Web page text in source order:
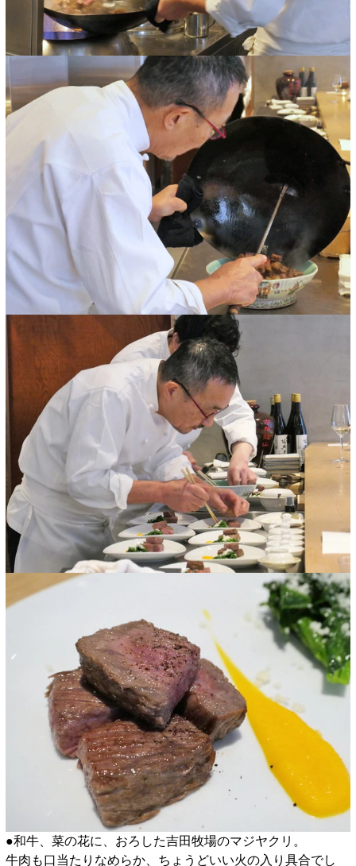
●和牛、菜の花に、おろした吉田牧場のマジヤクリ。
牛肉も口当たりなめらか、ちょうどいい火の入り具合でし